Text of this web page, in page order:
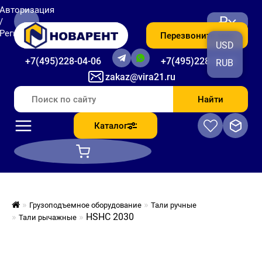
zakaz@vira21.ru
+7(495)228-04-06 +7(495)228-06-56
Перезвоните мне
₽
USD
RUB
Найти
Каталог
Грузоподъемное оборудование
Тали ручные
Тали рычажные
HSHC 2030